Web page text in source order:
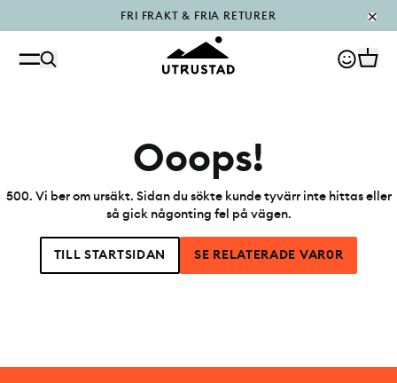
FRI FRAKT & FRIA RETURER
PÅFYLLT I OUTLET
Ooops!
500. Vi ber om ursäkt. Sidan du sökte kunde tyvärr inte hittas eller
så gick någonting fel på vägen.
TILL STARTSIDAN SE RELATERADE VAR0R